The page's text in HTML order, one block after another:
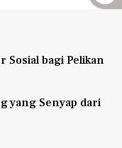
Sosial bagi Pelikan
yang Senyap dari